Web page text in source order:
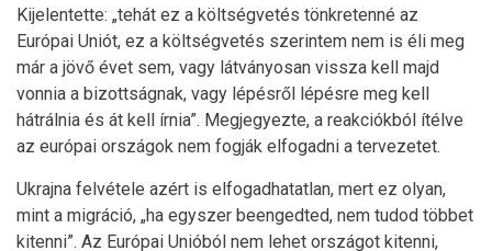
Kijelentette: „tehát ez a költségvetés tönkretenné az
Európai Uniót, ez a költségvetés szerintem nem is éli meg
már a jövő évet sem, vagy látványosan vissza kell majd
vonnia a bizottságnak, vagy lépésről lépésre meg kell
hátrálnia és át kell írnia”. Megjegyezte, a reakciókból ítélve
az európai országok nem fogják elfogadni a tervezetet.
Ukrajna felvétele azért is elfogadhatatlan, mert ez olyan,
mint a migráció, „ha egyszer beengedted, nem tudod többet
kitenni”. Az Európai Unióból nem lehet országot kitenni,